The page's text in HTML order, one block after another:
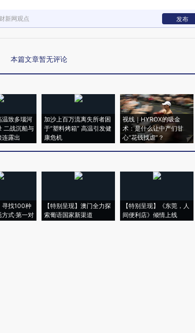
新网观点 发布
本篇文章暂无评论
温致多瑙河
二战沉船与
连露出
加沙上百万流离失所者困
于“塑料烤箱” 高温引发健
康危机
视线｜HYROX的吸金
术：是什么让中产们甘
心“花钱找虐”？
寻找100种
式·第一对
【特别呈现】澳门全力探
索葡语国家新渠道
【特别呈现】《东莞，人
间便利店》倾情上线